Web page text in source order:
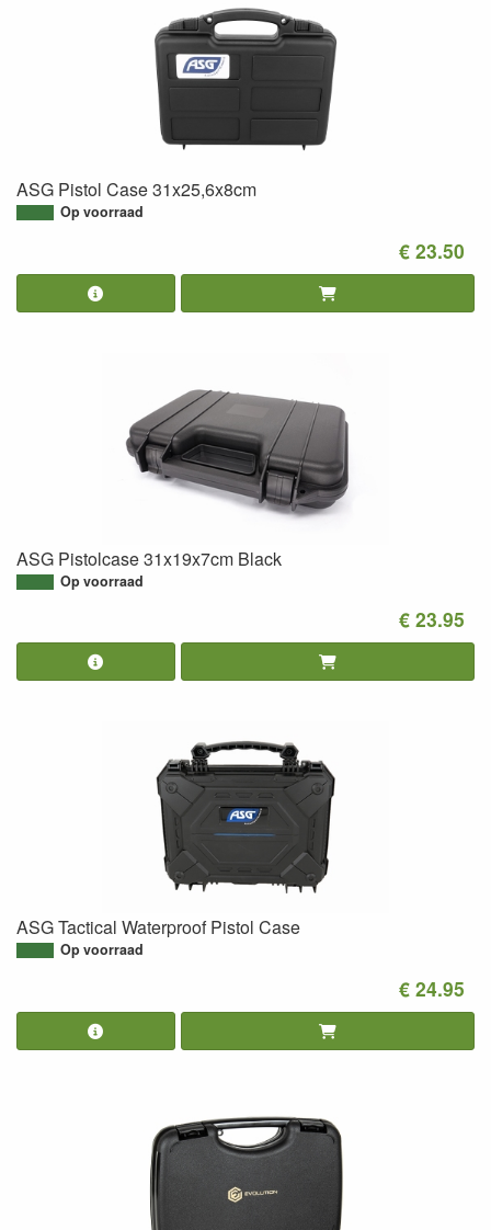
ASG Pistol Case 31x25,6x8cm
Op voorraad
€ 23.50
ASG Pistolcase 31x19x7cm Black
Op voorraad
€ 23.95
ASG Tactical Waterproof Pistol Case
Op voorraad
€ 24.95